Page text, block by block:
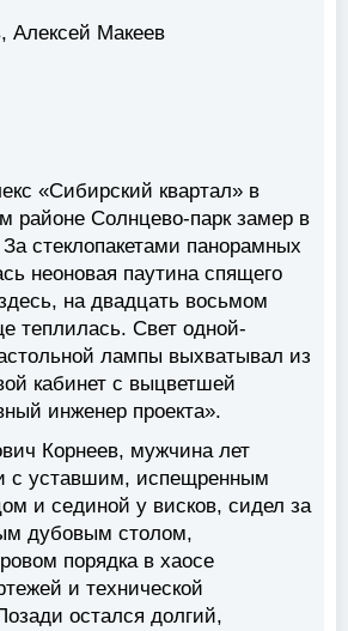
Алексей Макеев
«Сибирский квартал» в
районе Солнцево-парк замер в
стеклопакетами панорамных
неоновая паутина спящего
на двадцать восьмом
теплилась. Свет одной-
лампы выхватывал из
кабинет с выцветшей
инженер проекта».
Корнеев, мужчина лет
с уставшим, испещренным
и сединой у висков, сидел за
дубовым столом,
порядка в хаосе
и технической
остался долгий,